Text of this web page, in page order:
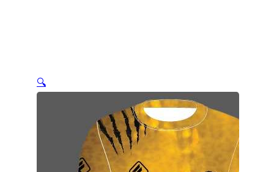
🔍